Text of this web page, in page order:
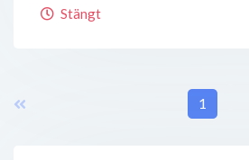
Stängt
1